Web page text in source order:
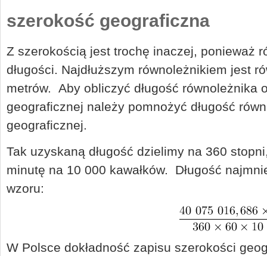
szerokość geograficzna
Z szerokością jest trochę inaczej, ponieważ
długości. Najdłuższym równoleżnikiem jest
metrów. Aby obliczyć długość równoleżnika
geograficznej należy pomnożyć długość
geograficznej.
Tak uzyskaną długość dzielimy na 360
minutę na 10 000 kawałków. Długość
wzoru:
W Polsce dokładność zapisu szerokości